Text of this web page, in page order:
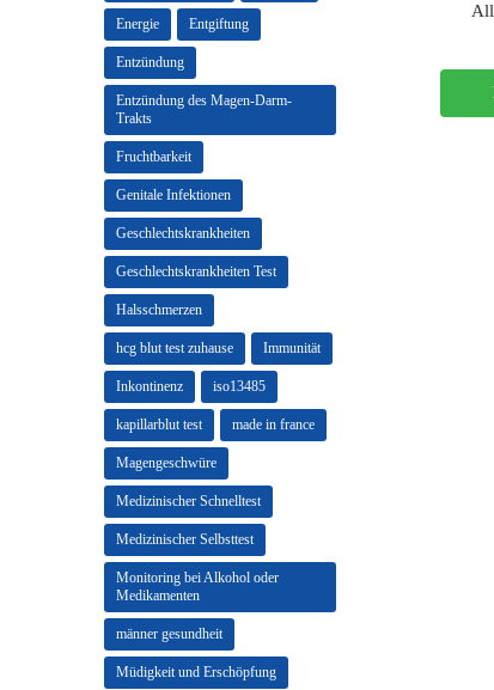
Energie Entgiftung
Entzündung
Entzündung des Magen-Darm-
Trakts
Fruchtbarkeit
Genitale Infektionen
Geschlechtskrankheiten
Geschlechtskrankheiten Test
Halsschmerzen
hcg blut test zuhause Immunität
Inkontinenz iso13485
kapillarblut test made in france
Magengeschwüre
Medizinischer Schnelltest
Medizinischer Selbsttest
Monitoring bei Alkohol oder
Medikamenten
männer gesundheit
Müdigkeit und Erschöpfung